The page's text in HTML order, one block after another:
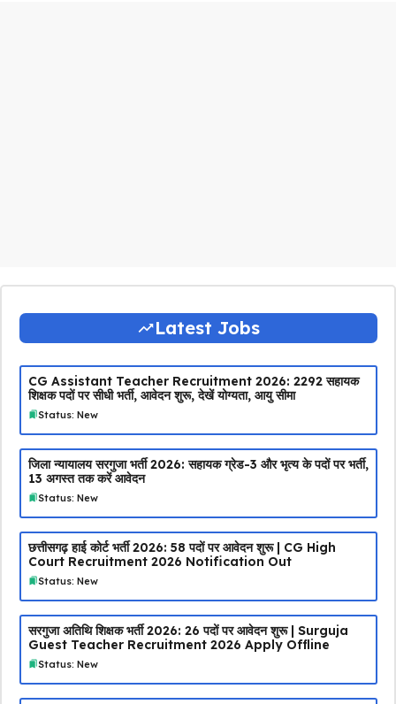
Latest Jobs
CG Assistant Teacher Recruitment 2026: 2292 सहायक
शिक्षक पदों पर सीधी भर्ती, आवेदन शुरू, देखें योग्यता, आयु सीमा
Status: New
जिला न्यायालय सरगुजा भर्ती 2026: सहायक ग्रेड-3 और भृत्य के पदों पर भर्ती,
13 अगस्त तक करें आवेदन
Status: New
छत्तीसगढ़ हाई कोर्ट भर्ती 2026: 58 पदों पर आवेदन शुरू | CG High
Court Recruitment 2026 Notification Out
Status: New
सरगुजा अतिथि शिक्षक भर्ती 2026: 26 पदों पर आवेदन शुरू | Surguja
Guest Teacher Recruitment 2026 Apply Offline
Status: New